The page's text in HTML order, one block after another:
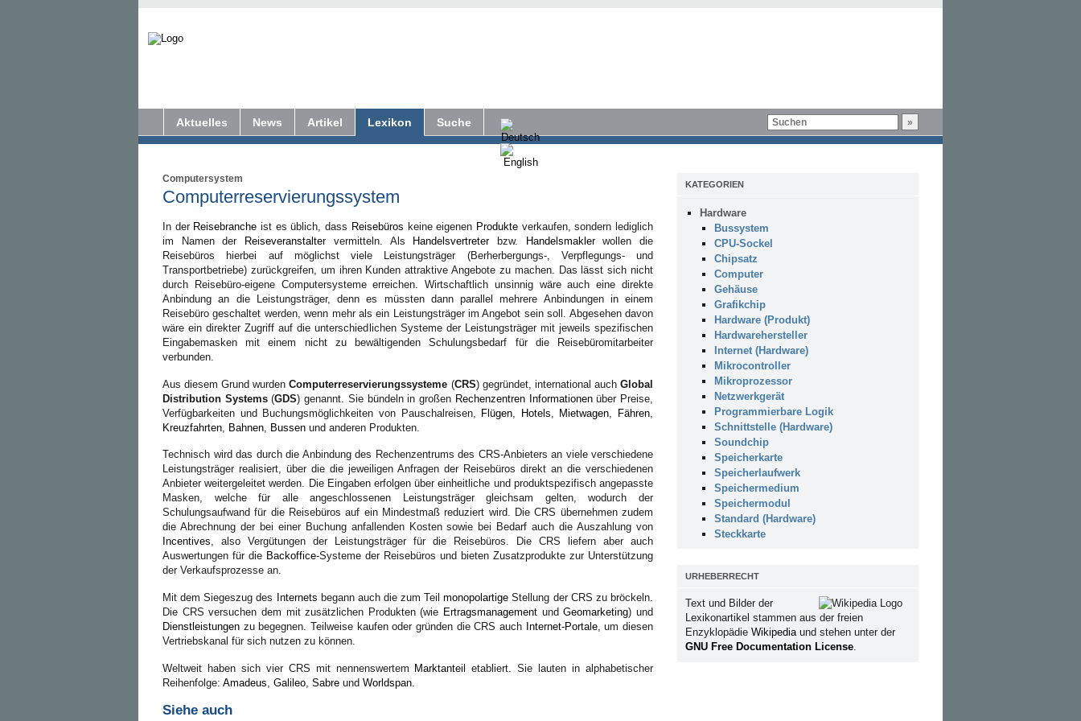
Aktuelles News Artikel Lexikon Suche
Computersystem
Computerreservierungssystem
In der Reisebranche ist es üblich, dass Reisebüros keine eigenen Produkteverkaufen, sondern lediglich
im Namen der
Reiseveranstaltervermitteln. Als Handelsvertreterbzw. Handelsmaklerwollen die
Reisebüros hierbei auf möglichst viele Leistungsträger (Berherbergungs-, Verpflegungs- und
Transportbetriebe) zurückgreifen, um ihren Kunden attraktive Angebote zu machen. Das lässt sich nicht
durch Reisebüro-eigene Computersysteme erreichen. Wirtschaftlich unsinnig wäre auch eine direkte
Anbindung an die Leistungsträger, denn es müssten dann parallel mehrere Anbindungen in einem
Reisebüro geschaltet werden, wenn mehr als ein Leistungsträger im Angebot sein soll. Abgesehen davon
wäre ein direkter Zugriff auf die unterschiedlichen Systeme der Leistungsträger mit jeweils spezifischen
Eingabemasken mit einem nicht zu bewältigenden Schulungsbedarf für die Reisebüromitarbeiter
verbunden.
Aus diesem Grund wurdenComputerreservierungssysteme (CRS) gegründet, international auchGlobal
Distribution Systems(GDS) genannt. Sie bündeln in großen Rechenzentren Informationenüber Preise,
Verfügbarkeiten und Buchungsmöglichkeiten von Pauschalreisen,
Flügen Hotels Mietwagen Fähren
Kreuzfahrten
Bahnen Bussen und anderen Produkten.
Technisch wird das durch die Anbindung des Rechenzentrums des CRS-Anbieters an viele verschiedene
Leistungsträger realisiert, über die die jeweiligen Anfragen der Reisebüros direkt an die verschiedenen
Anbieter weitergeleitet werden. Die Eingaben erfolgen über einheitliche und produktspezifisch angepasste
Masken, welche für alle angeschlossenen Leistungsträger gleichsam gelten, wodurch der
Schulungsaufwand für die Reisebüros auf ein Mindestmaß reduziert wird. Die CRS übernehmen zudem
die Abrechnung der bei einer Buchung anfallenden Kosten sowie bei Bedarf auch die Auszahlung von
Incentives, also Vergütungen der Leistungsträger für die Reisebüros. Die CRS liefern aber auch
Auswertungen für die Backoffice-Systeme der Reisebüros und bieten Zusatzprodukte zur Unterstützung
der Verkaufsprozesse an.
Mit dem Siegeszug des Internets begann auch die zum Teilmonopolartige Stellung der CRS zu bröckeln.
Die CRS versuchen dem mit zusätzlichen Produkten (wie Ertragsmanagement undGeomarketing) und
Dienstleistungen zu begegnen. Teilweise kaufen oder gründen die CRS auch Internet-Portale, um diesen
Vertriebskanal für sich nutzen zu können.
Weltweit haben sich vier CRS mit nennenswertem Marktanteil etabliert. Sie lauten in alphabetischer
Reihenfolge: Amadeus Galileo Sabre und Worldspan
Siehe auch
KATEGORIEN
Hardware
Bussystem
CPU-Sockel
Chipsatz
Computer
Gehäuse
Grafikchip
Hardware (Produkt)
Hardwarehersteller
Internet (Hardware)
Mikrocontroller
Mikroprozessor
Netzwerkgerät
Programmierbare Logik
Schnittstelle (Hardware)
Soundchip
Speicherkarte
Speicherlaufwerk
Speichermedium
Speichermodul
Standard (Hardware)
Steckkarte
URHEBERRECHT
Text und Bilder der
Lexikonartikel stammen aus der freien
Enzyklopädie Wikipediaund stehen unter der
GNU Free Documentation License.